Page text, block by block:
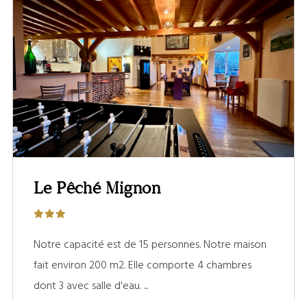
Le Pêché Mignon
Notre capacité est de 15 personnes. Notre maison
fait environ 200 m2. Elle comporte 4 chambres
dont 3 avec salle d'eau. ...